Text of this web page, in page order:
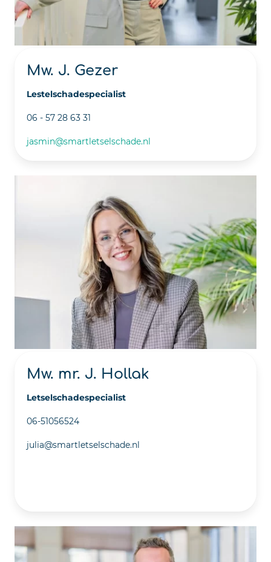
Mw. J. Gezer
Lestelschadespecialist
06 - 57 28 63 31
jasmin@smartletselschade.nl
Mw. mr. J. Hollak
Letselschadespecialist
06-51056524
julia@smartletselschade.nl